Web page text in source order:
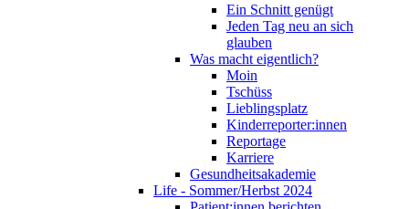
Ein Schnitt genügt
Jeden Tag neu an sich
glauben
Was macht eigentlich?
Moin
Tschüss
Lieblingsplatz
Kinderreporter:innen
Reportage
Karriere
Gesundheitsakademie
Life - Sommer/Herbst 2024